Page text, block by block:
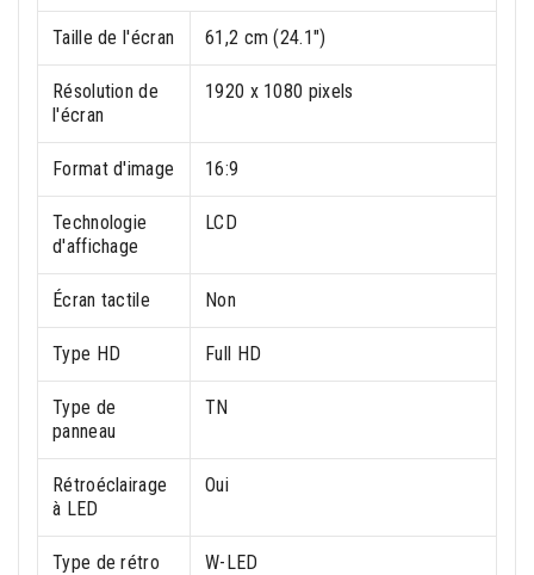
Taille de l'écran 61,2 cm (24.1")
Résolution de
l'écran
1920 x 1080 pixels
Format d'image 16:9
Technologie
d'affichage
LCD
Écran tactile Non
Type HD Full HD
Type de
panneau
TN
Rétroéclairage
à LED
Oui
Type de rétro W-LED